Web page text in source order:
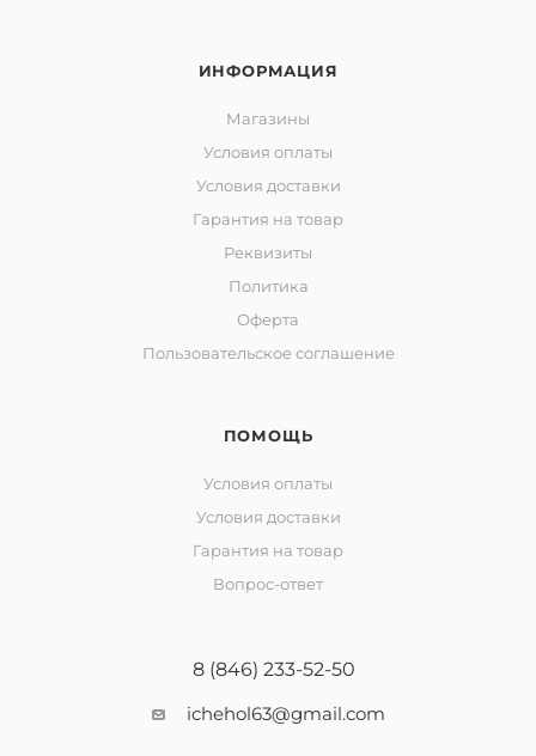
ИНФОРМАЦИЯ
Магазины
Условия оплаты
Условия доставки
Гарантия на товар
Реквизиты
Политика
Оферта
Пользовательское соглашение
ПОМОЩЬ
Условия оплаты
Условия доставки
Гарантия на товар
Вопрос-ответ
8 (846) 233-52-50
ichehol63@gmail.com